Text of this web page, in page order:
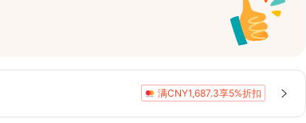
满CNY1,687.3享5%折扣